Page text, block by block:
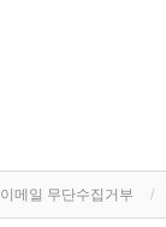
이메일 무단수집거부